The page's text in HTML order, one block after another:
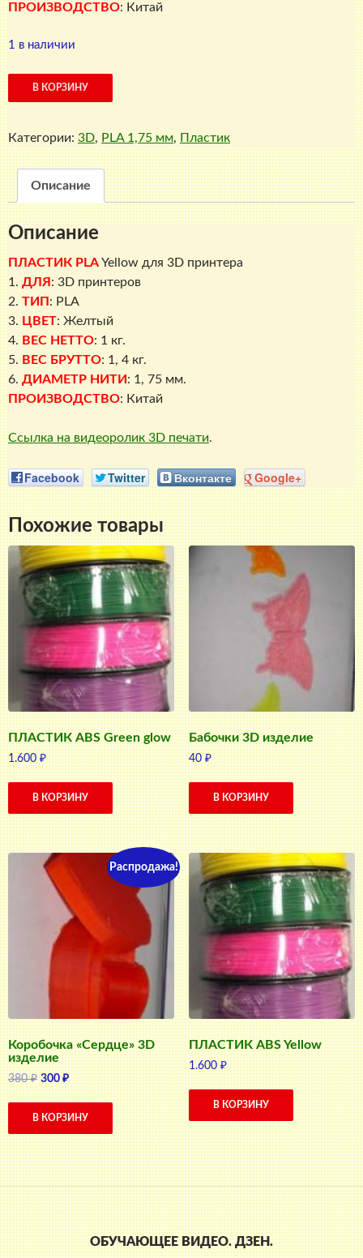
ПРОИЗВОДСТВО: Китай
1 в наличии
Количество
товара
ПЛАСТИК
PLA
Yellow
В КОРЗИНУ
Категории: 3D, PLA 1,75 мм, Пластик
Описание
Описание
ПЛАСТИК PLAYellow для 3D принтера
1. ДЛЯ : 3D принтеров
2. ТИП : PLA
3. ЦВЕТ: Желтый
4. ВЕС НЕТТО: 1 кг.
5. ВЕС БРУТТО: 1, 4 кг.
6. ДИАМЕТР НИТИ : 1, 75 мм.
ПРОИЗВОДСТВО: Китай
Ссылка на видеоролик 3D печати.
Facebook Twitter Вконтакте Google+
Похожие товары
ПЛАСТИК ABS Green glow
1.600₽
В КОРЗИНУ
Бабочки 3D изделие
40₽
В КОРЗИНУ
Распродажа!
Коробочка «Сердце» 3D
изделие
380₽ Первоначальная
цена
составляла
300₽Текущая
цена:
300 ₽.
В КОРЗИНУ
ПЛАСТИК ABS Yellow
1.600₽
В КОРЗИНУ
ОБУЧАЮЩЕЕ ВИДЕО. ДЗЕН.